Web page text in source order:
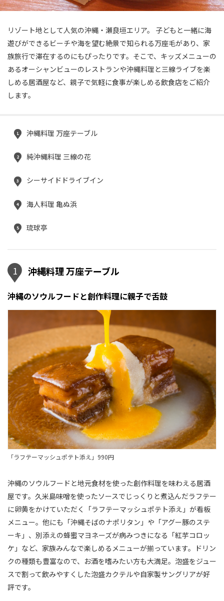
リゾート地として人気の沖縄・瀬良垣エリア。 子どもと一緒に海
遊びができるビーチや海を望む絶景で知られる万座毛があり、家
族旅行で滞在するのにもぴったりです。そこで、キッズメニューの
あるオーシャンビューのレストランや沖縄料理と三線ライブを楽
しめる居酒屋など、親子で気軽に食事が楽しめる飲食店をご紹介
します。
1 沖縄料理 万座テーブル
2 純沖縄料理 三線の花
3 シーサイドドライブイン
4 海人料理 亀ぬ浜
5 琉球亭
1 沖縄料理 万座テーブル
沖縄のソウルフードと創作料理に親子で舌鼓
「ラフテーマッシュポテト添え」990円
沖縄のソウルフードと地元食材を使った創作料理を味わえる居酒
屋です。久米島味噌を使ったソースでじっくりと煮込んだラフテー
に卵黄をかけていただく「ラフテーマッシュポテト添え」が看板
メニュー。他にも「沖縄そばのナポリタン」や「アグー豚のステ
ーキ」、別添えの蜂蜜マヨネーズが病みつきになる「紅芋コロッ
ケ」など、家族みんなで楽しめるメニューが揃っています。ドリン
クの種類も豊富なので、お酒を嗜みたい方も大満足。泡盛をジュー
スで割って飲みやすくした泡盛カクテルや自家製サングリアが好
評です。